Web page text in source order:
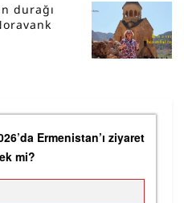
durağı
Ermenistan’ı ziyaret
mi?